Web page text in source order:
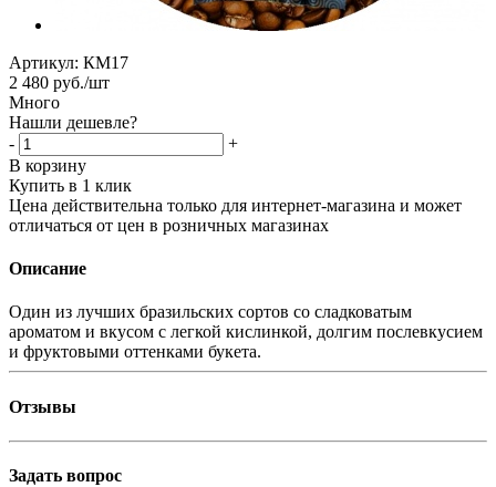
Артикул: КМ17
2 480 руб./шт
Много
Нашли дешевле?
-
+
В корзину
Купить в 1 клик
Цена действительна только для интернет-магазина и может
отличаться от цен в розничных магазинах
Описание
Один из лучших бразильских сортов со сладковатым
ароматом и вкусом с легкой кислинкой, долгим послевкусием
и фруктовыми оттенками букета.
Отзывы
Задать вопрос